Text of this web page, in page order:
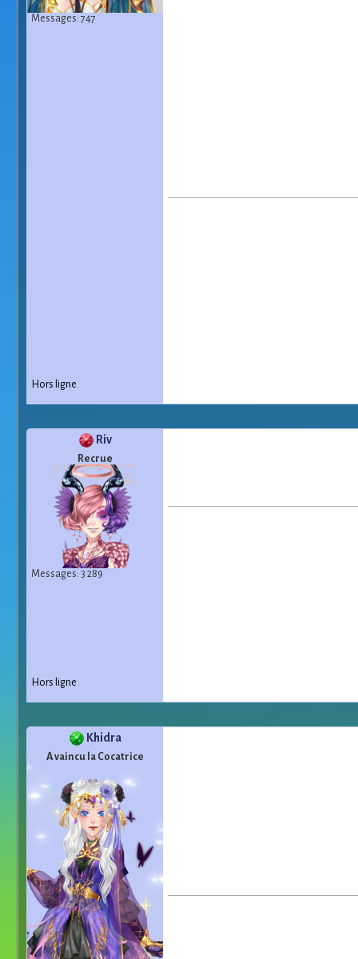
Messages: 747
Hors ligne
Riv
Recrue
Messages: 3 289
Hors ligne
Khidra
A vaincu la Cocatrice